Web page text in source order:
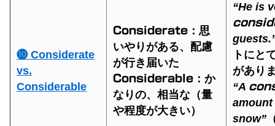
❿ Considerate
vs.
Considerable
Considerate ：思
いやりがある、配慮
が行き届いた
Considerable ：か
なりの、相当な（量
や程度が大きい）
“He is
トにと
があり
“A
amount
snow”